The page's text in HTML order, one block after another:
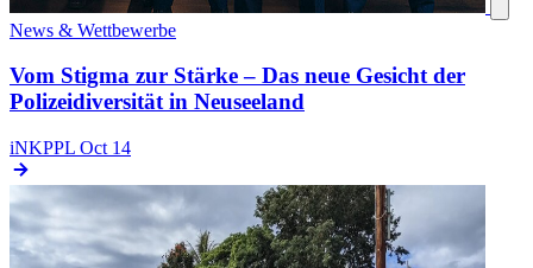
News & Wettbewerbe
Vom Stigma zur Stärke – Das neue Gesicht der
Polizeidiversität in Neuseeland
iNKPPL Oct 14